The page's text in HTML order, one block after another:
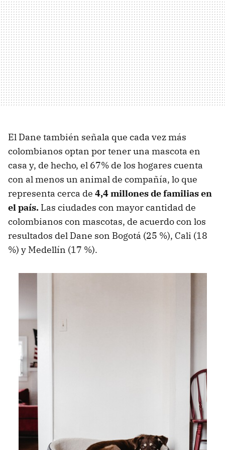
El Dane también señala que cada vez más
colombianos optan por tener una mascota en
casa y, de hecho, el 67% de los hogares cuenta
con al menos un animal de compañía, lo que
representa cerca de 4,4 millones de familias en
el país. Las ciudades con mayor cantidad de
colombianos con mascotas, de acuerdo con los
resultados del Dane son Bogotá (25 %), Cali (18
%) y Medellín (17 %).